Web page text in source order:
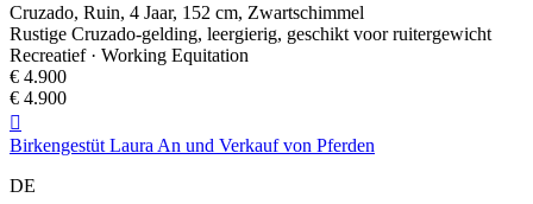
Cruzado, Ruin, 4 Jaar, 152 cm, Zwartschimmel
Rustige Cruzado-gelding, leergierig, geschikt voor ruitergewicht
Recreatief · Working Equitation
€ 4.900
€ 4.900

Birkengestüt Laura An und Verkauf von Pferden
DE